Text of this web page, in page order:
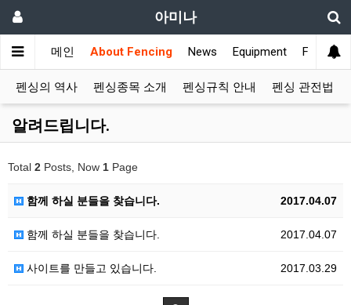
아미나
메인 About Fencing News Equipment Fencing
펜싱의 역사 펜싱종목 소개 펜싱규칙 안내 펜싱 관전법
알려드립니다.
Total 2 Posts, Now 1 Page
2017.04.07
함께 하실 분들을 찾습니다.
2017.04.07
함께 하실 분들을 찾습니다.
2017.03.29
사이트를 만들고 있습니다.